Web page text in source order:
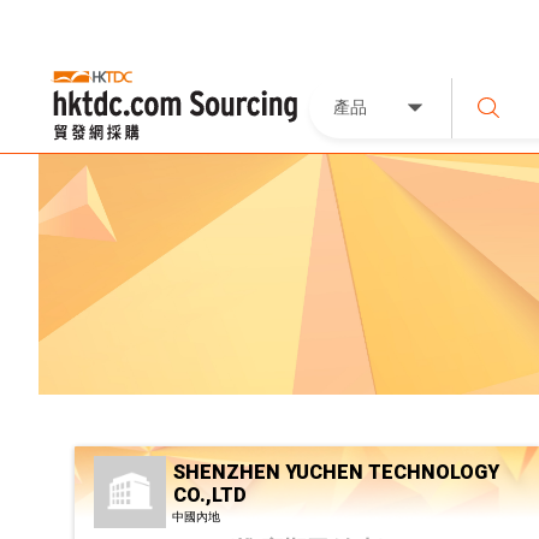
產品
SHENZHEN YUCHEN TECHNOLOGY
CO.,LTD
中國內地